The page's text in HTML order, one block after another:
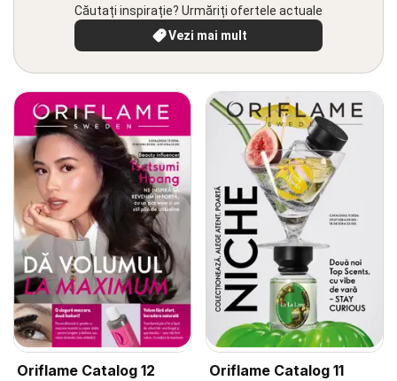
Căutați inspirație? Urmăriți ofertele actuale
Vezi mai mult
Oriflame Catalog 12
Oriflame Catalog 11